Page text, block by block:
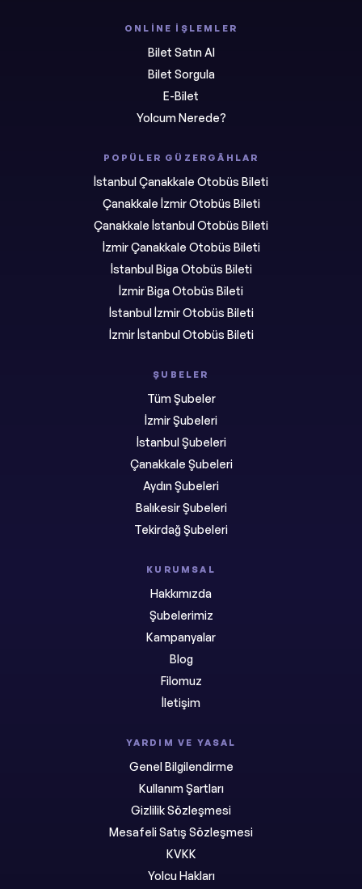
ONLINE İŞLEMLER
Bilet Satın Al
Bilet Sorgula
E-Bilet
Yolcum Nerede?
POPÜLER GÜZERGÂHLAR
İstanbul Çanakkale Otobüs Bileti
Çanakkale İzmir Otobüs Bileti
Çanakkale İstanbul Otobüs Bileti
İzmir Çanakkale Otobüs Bileti
İstanbul Biga Otobüs Bileti
İzmir Biga Otobüs Bileti
İstanbul İzmir Otobüs Bileti
İzmir İstanbul Otobüs Bileti
ŞUBELER
Tüm Şubeler
İzmir Şubeleri
İstanbul Şubeleri
Çanakkale Şubeleri
Aydın Şubeleri
Balıkesir Şubeleri
Tekirdağ Şubeleri
KURUMSAL
Hakkımızda
Şubelerimiz
Kampanyalar
Blog
Filomuz
İletişim
YARDIM VE YASAL
Genel Bilgilendirme
Kullanım Şartları
Gizlilik Sözleşmesi
Mesafeli Satış Sözleşmesi
KVKK
Yolcu Hakları